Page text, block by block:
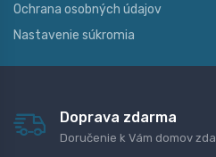
Ochrana osobných údajov
Nastavenie súkromia
Doprava zdarma
Doručenie k Vám domov